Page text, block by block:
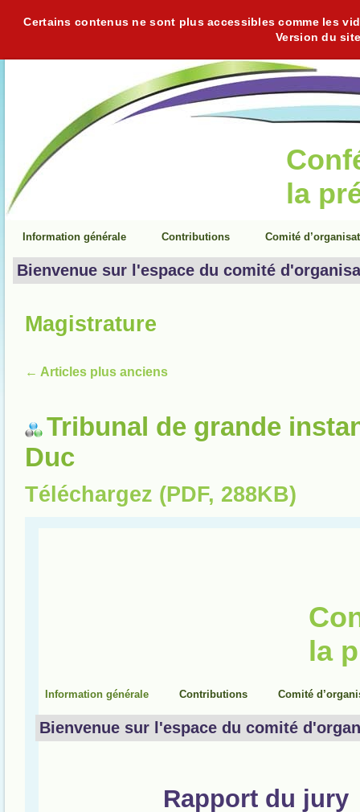
Certains contenus ne sont plus accessibles comme les
Version du
la
Information générale Contributions Comité
Bienvenue sur l'espace du comité
Magistrature
← Articles plus anciens
Tribunal de grande
Duc
Téléchargez (PDF, 288KB)